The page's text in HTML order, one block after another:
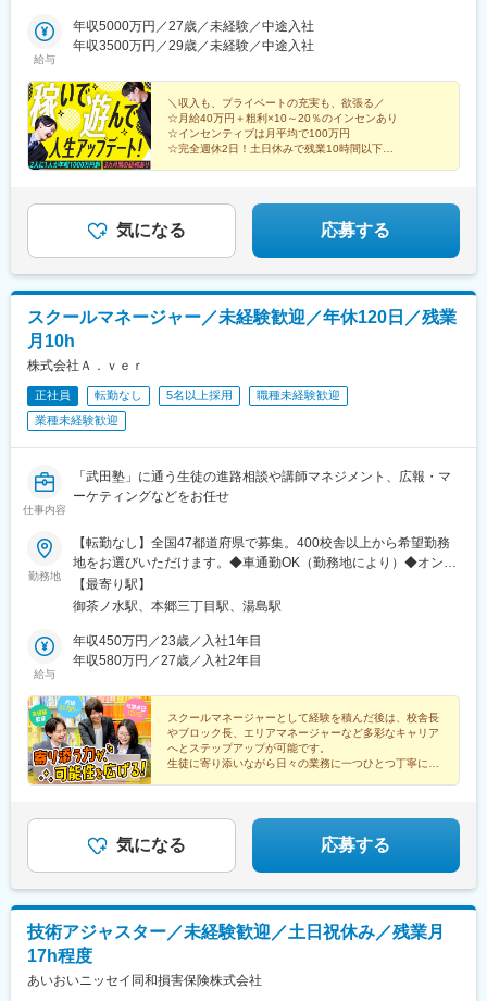
3F└『祇園駅』 徒歩1分■仙台支社宮城県仙台市青葉区中央4-10-
3└『仙台駅』徒歩２分■広島支社※2026年8月頃にオープン予定広
分【その他勤務地】・関東圏内（東京都、神奈川県、埼玉県、千
葉県、茨城県、栃木県、群馬県）・関西圏内（大阪府、兵庫県、
京都府、滋賀県、奈良県）・福岡周辺（福岡県、大分県、熊本
県、佐賀県、山口県）・東北圏内（宮城県、岩手県、秋田県、山
形県、福島県）・広島周辺（広島県、岡山県、島根県、鳥取県）※
別になります
川駅、仲町台駅、相武台下駅、湯河原駅、大磯駅、宮崎台駅、秦
野駅、座間駅、新百合ケ丘駅、藤沢駅、開成駅、久里浜駅、高坂
武里駅、鴻巣駅、栗橋駅、東行田駅、東川口駅、鶴瀬駅、北春日
部駅、吉川駅、白岡駅、京成大和田駅、旭駅(千葉県)、柏の葉キャ
ンパス駅、桜木駅(千葉県)、浜野駅、妙典駅、平和台駅(千葉県)、
二和向台駅、浦安駅(千葉県)、横芝駅、新茂原駅、芝山千代田駅、
成田空港駅(鉄道)、松岸駅、土浦駅、牛久駅、みらい平駅、友部
駅、城東駅、下仁田駅、八木原駅、井野駅(群馬県)、群馬原町駅、
伊勢崎駅、ゆいの杜東駅、肥後橋駅、南茨木駅(阪急線)、野崎駅
(大阪府)、深井駅、久宝寺口駅、篠原駅(滋賀県)、唐橋前駅、一志
芳賀台駅、本町駅、学園前駅(奈良県)、櫛田神社前駅、仙台駅、袋
町駅、八丁堀駅(東京都)、荒川遊園地前駅、淀屋橋駅、呉服町駅
(福岡県)、あおば通駅、市役所前駅(広島県)
給与
年収5000万円／27歳／未経験／中途入社
年収3500万円／29歳／未経験／中途入社
＼収入も、プライベートの充実も、欲張る／
☆月給40万円＋粗利×10～20％のインセンあり
☆インセンティブは月平均で100万円
☆完全週休2日！土日休みで残業10時間以下
気になる 応募する
スクールマネージャー／未経験歓迎／年休120日／残業
月10h
株式会社Ａ．ｖｅｒ
正社員 転勤なし 5名以上採用
職種未経験歓迎
業種未経験歓迎
仕事内容
「武田塾」に通う生徒の進路相談や講師マネジメント、広報・マ
ーケティングなどをお任せ
勤務地
【転勤なし】全国47都道府県で募集。400校舎以上から希望勤務
地をお選びいただけます。◆車通勤OK（勤務地により）◆オンラ
イン面接にも対応しています。遠方にお住いの方も、お気軽にご
相談下さい。全国各地で未経験から活躍しているメンバーが多数
湯島2丁目4-3 ソフィアお茶の水 1F・2F・3F【受動喫煙対策】あ
り
【最寄り駅】
御茶ノ水駅、本郷三丁目駅、湯島駅
給与
年収450万円／23歳／入社1年目
年収580万円／27歳／入社2年目
スクールマネージャーとして経験を積んだ後は、校舎長
やブロック長、エリアマネージャーなど多彩なキャリア
へとステップアップが可能です。
生徒に寄り添いながら日々の業務に一つひとつ丁寧に向
気になる 応募する
技術アジャスター／未経験歓迎／土日祝休み／残業月
17h程度
あいおいニッセイ同和損害保険株式会社